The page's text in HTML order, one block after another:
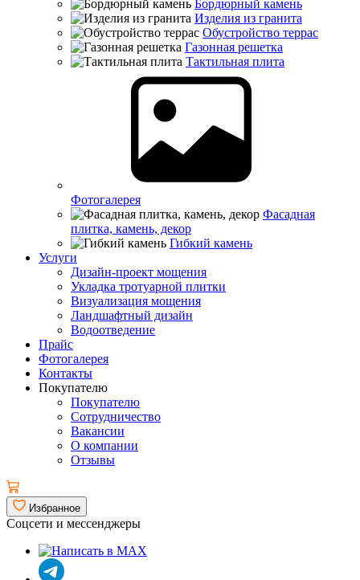
Бордюрный камень
Изделия из гранита
Обустройство террас
Газонная решетка
Тактильная плита
Фотогалерея
Фасадная
плитка, камень, декор
Гибкий камень
Услуги
Дизайн-проект мощения
Укладка тротуарной плитки
Визуализация мощения
Ландшафтный дизайн
Водоотведение
Прайс
Фотогалерея
Контакты
Покупателю
Покупателю
Сотрудничество
Вакансии
О компании
Отзывы
Избранное
Соцсети и мессенджеры